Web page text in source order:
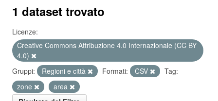
1 dataset trovato
Licenze:
Creative Commons Attribuzione 4.0 Internazionale (CC BY
4.0)
Gruppi:
Regioni e città Formati: CSV
Tag:
zone
area